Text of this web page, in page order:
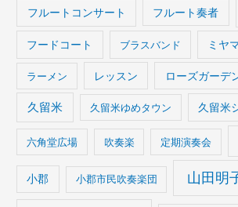
フルートコンサート フルート奏者
フードコート ブラスバンド ミヤ
ラーメン レッスン ローズガーデ
久留米 久留米ゆめタウン 久留米
六角堂広場 吹奏楽 定期演奏会
小郡 小郡市民吹奏楽団 山田明